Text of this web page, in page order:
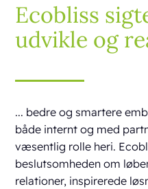
Ecobliss
udvikle og
... bedre og smartere
både internt og med
væsentlig rolle heri.
beslutsomheden om
relationer, inspirerede